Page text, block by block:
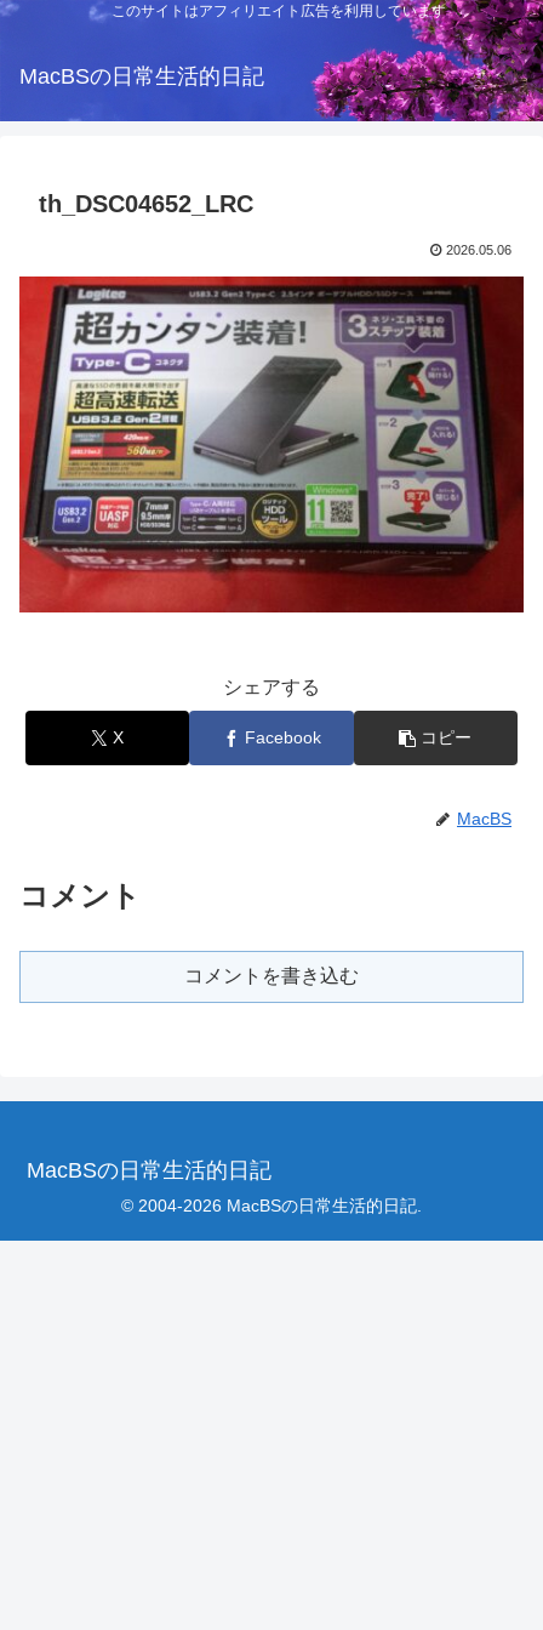
このサイトはアフィリエイト広告を利用しています
MacBSの日常生活的日記
th_DSC04652_LRC
2026.05.06
シェアする
X Facebook コピー
MacBS
コメント
コメントを書き込む
MacBSの日常生活的日記
© 2004-2026 MacBSの日常生活的日記.